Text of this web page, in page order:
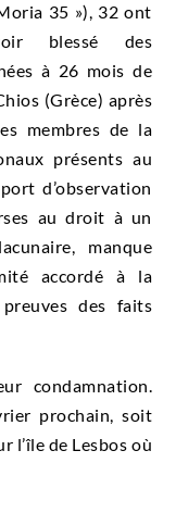
35 »), 32 ont
blessé des
à 26 mois de
(Grèce) après
membres de la
présents au
d’observation
au droit à un
manque
accordé à la
des faits
condamnation.
prochain, soit
l’île de Lesbos où